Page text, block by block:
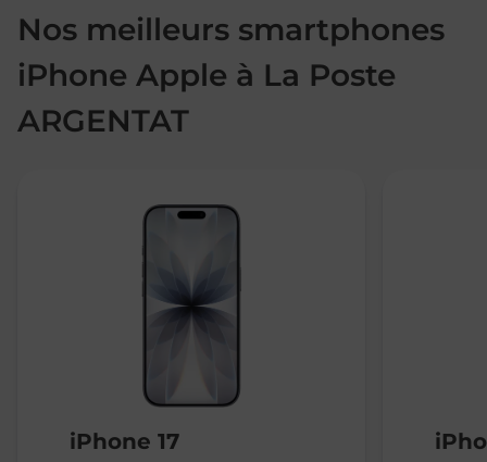
Nos meilleurs smartphones
iPhone Apple à La Poste
ARGENTAT
iPhone 17